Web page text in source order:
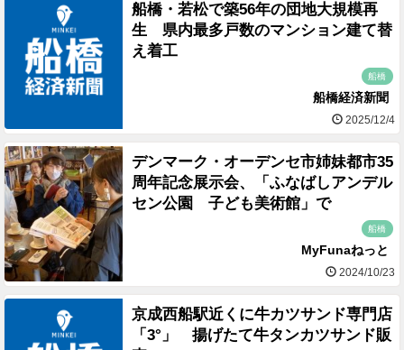
船橋・若松で築56年の団地大規模再
生 県内最多戸数のマンション建て替
え着工
船橋
船橋経済新聞
2025/12/4
デンマーク・オーデンセ市姉妹都市35
周年記念展示会、「ふなばしアンデル
セン公園 子ども美術館」で
船橋
MyFunaねっと
2024/10/23
京成西船駅近くに牛カツサンド専門店
「3°」 揚げたて牛タンカツサンド販